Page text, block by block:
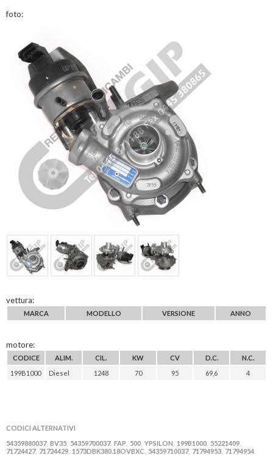
foto:
vettura:
MARCA MODELLO VERSIONE ANNO
motore:
CODICE ALIM. CIL. KW CV D.C.
N.C.
199B1000
Diesel 1248 70 95 69,6 4
CODICI ALTERNATIVI
54359880037, BV35 54359700037, FAP 500 YPSILON 199B1000 55221409
71724427, 71724429 1573DBK380.18OVBXC 54359710037, 71794953 71794954